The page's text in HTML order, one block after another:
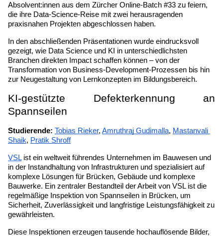
Generative KI meistern
KOSTENLOSE RESSOURCEN
Data Science Einführungskurs
Web-Entwicklung Einführungskurs
Python Einführungskurs
Python & Ops Einführungskurs
Abschlussprojekte
Alumni Geschichten
Absolvent:innen aus dem Zürcher Online-Batch #33 zu feiern,
die ihre Data-Science-Reise mit zwei herausragenden
praxisnahen Projekten abgeschlossen haben.
In den abschließenden Präsentationen wurde eindrucksvoll
gezeigt, wie Data Science und KI in unterschiedlichsten
Branchen direkten Impact schaffen können – von der
Transformation von Business-Development-Prozessen bis hin
zur Neugestaltung von Lernkonzepten im Bildungsbereich.
KI-gestützte Defekterkennung an
Spannseilen
Studierende: Tobias Rieker, Amruthraj Gudimalla, Mastanvali
Shaik, Pratik Shroff
VSL ist ein weltweit führendes Unternehmen im Bauwesen und
in der Instandhaltung von Infrastrukturen und spezialisiert auf
komplexe Lösungen für Brücken, Gebäude und komplexe
Bauwerke. Ein zentraler Bestandteil der Arbeit von VSL ist die
regelmäßige Inspektion von Spannseilen in Brücken, um
Sicherheit, Zuverlässigkeit und langfristige Leistungsfähigkeit zu
gewährleisten.
Diese Inspektionen erzeugen tausende hochauflösende Bilder,